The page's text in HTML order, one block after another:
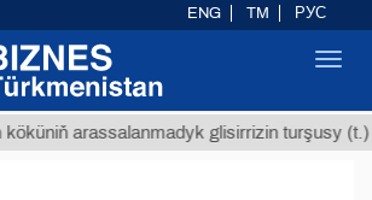
arassalanmadyk glisirrizin turşusy (t.)
ENG TM РУС